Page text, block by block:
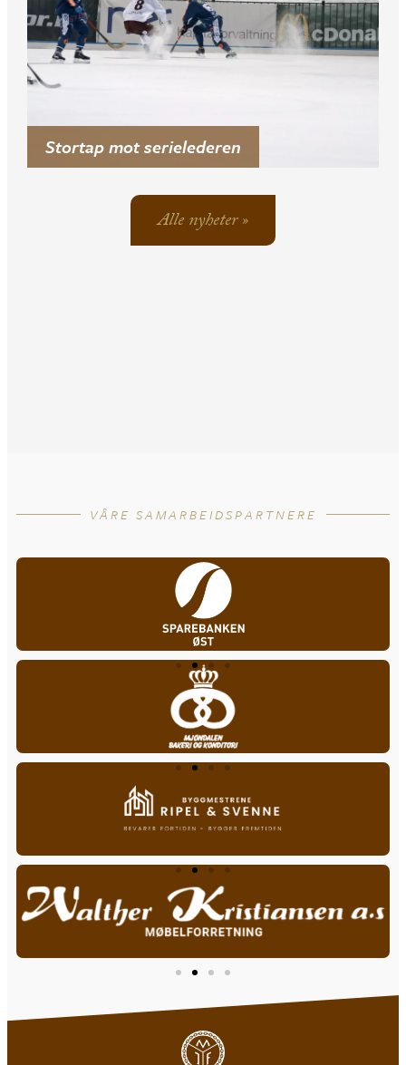
Stortap mot serielederen
Alle nyheter »
VÅRE SAMARBEIDSPARTNERE